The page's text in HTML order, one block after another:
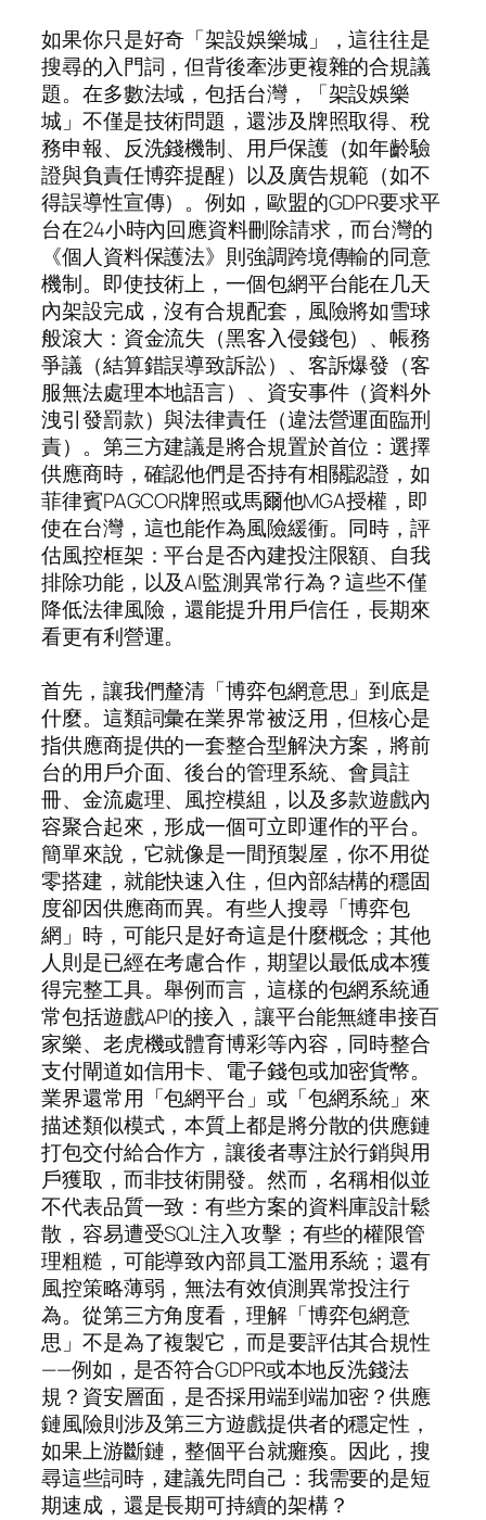
如果你只是好奇「架設娛樂城」，這往往是
搜尋的入門詞，但背後牽涉更複雜的合規議
題。在多數法域，包括台灣，「架設娛樂
城」不僅是技術問題，還涉及牌照取得、稅
務申報、反洗錢機制、用戶保護（如年齡驗
證與負責任博弈提醒）以及廣告規範（如不
得誤導性宣傳）。例如，歐盟的GDPR要求平
台在24小時內回應資料刪除請求，而台灣的
《個人資料保護法》則強調跨境傳輸的同意
機制。即使技術上，一個包網平台能在几天
內架設完成，沒有合規配套，風險將如雪球
般滾大：資金流失（黑客入侵錢包）、帳務
爭議（結算錯誤導致訴訟）、客訴爆發（客
服無法處理本地語言）、資安事件（資料外
洩引發罰款）與法律責任（違法營運面臨刑
責）。第三方建議是將合規置於首位：選擇
供應商時，確認他們是否持有相關認證，如
菲律賓PAGCOR牌照或馬爾他MGA授權，即
使在台灣，這也能作為風險緩衝。同時，評
估風控框架：平台是否內建投注限額、自我
排除功能，以及AI監測異常行為？這些不僅
降低法律風險，還能提升用戶信任，長期來
看更有利營運。
首先，讓我們釐清「博弈包網意思」到底是
什麼。這類詞彙在業界常被泛用，但核心是
指供應商提供的一套整合型解決方案，將前
台的用戶介面、後台的管理系統、會員註
冊、金流處理、風控模組，以及多款遊戲內
容聚合起來，形成一個可立即運作的平台。
簡單來說，它就像是一間預製屋，你不用從
零搭建，就能快速入住，但內部結構的穩固
度卻因供應商而異。有些人搜尋「博弈包
網」時，可能只是好奇這是什麼概念；其他
人則是已經在考慮合作，期望以最低成本獲
得完整工具。舉例而言，這樣的包網系統通
常包括遊戲API的接入，讓平台能無縫串接百
家樂、老虎機或體育博彩等內容，同時整合
支付閘道如信用卡、電子錢包或加密貨幣。
業界還常用「包網平台」或「包網系統」來
描述類似模式，本質上都是將分散的供應鏈
打包交付給合作方，讓後者專注於行銷與用
戶獲取，而非技術開發。然而，名稱相似並
不代表品質一致：有些方案的資料庫設計鬆
散，容易遭受SQL注入攻擊；有些的權限管
理粗糙，可能導致內部員工濫用系統；還有
風控策略薄弱，無法有效偵測異常投注行
為。從第三方角度看，理解「博弈包網意
思」不是為了複製它，而是要評估其合規性
——例如，是否符合GDPR或本地反洗錢法
規？資安層面，是否採用端到端加密？供應
鏈風險則涉及第三方遊戲提供者的穩定性，
如果上游斷鏈，整個平台就癱瘓。因此，搜
尋這些詞時，建議先問自己：我需要的是短
期速成，還是長期可持續的架構？